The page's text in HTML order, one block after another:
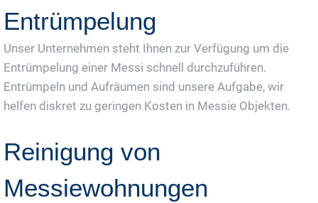
Entrümpelung
Unser Unternehmen steht Ihnen zur Verfügung um die
Entrümpelung einer Messi schnell durchzuführen.
Entrümpeln und Aufräumen sind unsere Aufgabe, wir
helfen diskret zu geringen Kosten in Messie Objekten.
Reinigung von
Messiewohnungen